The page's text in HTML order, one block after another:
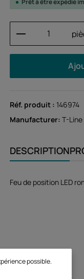
Prêt à être expédié
Quantité
Réf. produit : 146974
Manufacturer:T-Line
DESCRIPTION
Feu de position LED
possible.